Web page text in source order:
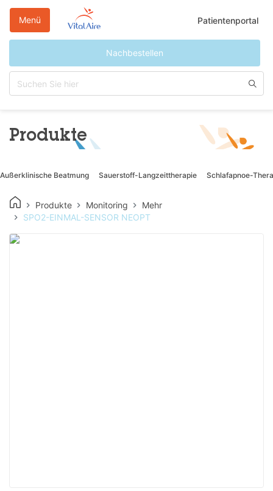
Patientenportal
Nachbestellen
Menü
Produkte
Außerklinische Beatmung Sauerstoff-Langzeittherapie Schlafapnoe-
Produkte Monitoring
Mehr
SPO2-EINMAL-SENSOR NEOPT